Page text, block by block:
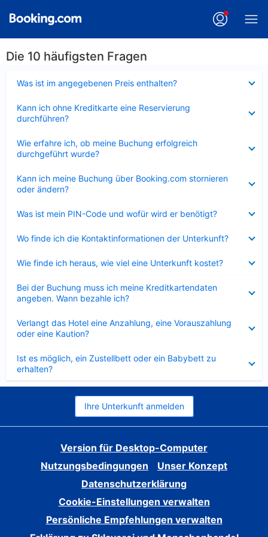
Die 10 häufigsten Fragen
Was ist im angegebenen Preis enthalten?
Kann ich ohne Kreditkarte eine Reservierung
durchführen?
Wie erfahre ich, ob meine Buchung erfolgreich
durchgeführt wurde?
Kann ich meine Buchung über Booking.com stornieren
oder ändern?
Was ist mein PIN-Code und wofür wird er benötigt?
Wo finde ich die Kontaktinformationen der Unterkunft?
Wie finde ich heraus, wie viel eine Unterkunft kostet?
Bei der Buchung muss ich meine Kreditkartendaten
angeben. Wann bezahle ich?
Verlangt das Hotel eine Anzahlung, eine Vorauszahlung
oder eine Kaution?
Ist es möglich, ein Zustellbett oder ein Babybett zu
erhalten?
Ihre Unterkunft anmelden
Version für Desktop-Computer
Nutzungsbedingungen
Unser Konzept
Datenschutzerklärung
Cookie-Einstellungen verwalten
Persönliche Empfehlungen verwalten